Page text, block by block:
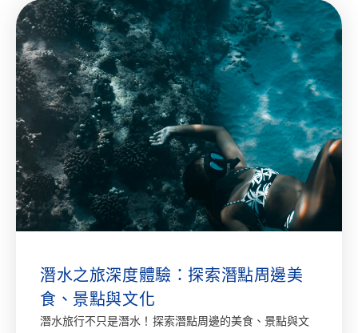
潛水之旅深度體驗：探索潛點周邊美
食、景點與文化
潛水旅行不只是潛水！探索潛點周邊的美食、景點與文